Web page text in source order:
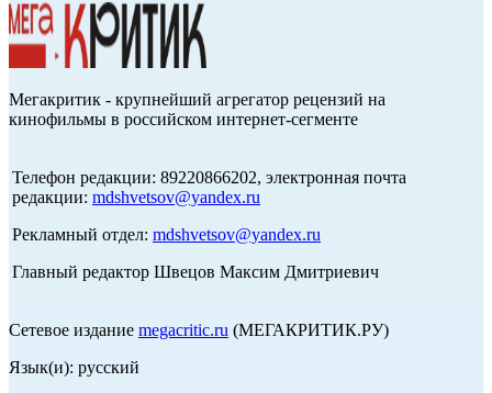
Мегакритик - крупнейший агрегатор рецензий на
кинофильмы в российском интернет-сегменте
Телефон редакции: 89220866202, электронная почта
редакции: mdshvetsov@yandex.ru
Рекламный отдел: mdshvetsov@yandex.ru
Главный редактор Швецов Максим Дмитриевич
Сетевое издание megacritic.ru (МЕГАКРИТИК.РУ)
Язык(и): русский